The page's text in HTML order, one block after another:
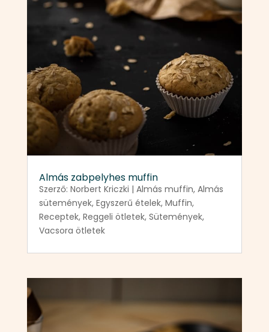
Almás zabpelyhes muffin
Szerző: Norbert Kriczki | Almás muffin, Almás
sütemények, Egyszerű ételek, Muffin,
Receptek, Reggeli ötletek, Sütemények,
Vacsora ötletek